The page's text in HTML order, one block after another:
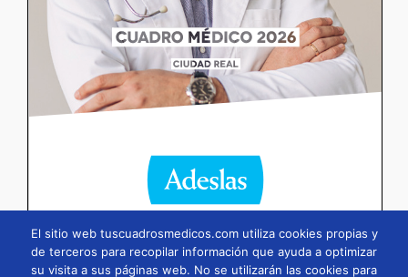
Página1/118 Zoom 100%
El sitio web tuscuadrosmedicos.com utiliza cookies propias y
de terceros para recopilar información que ayuda a optimizar
su visita a sus páginas web. No se utilizarán las cookies para